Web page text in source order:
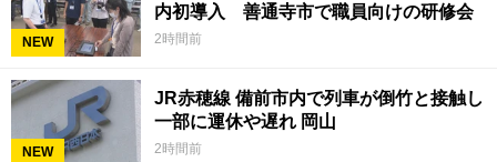
NEW
内初導入 善通寺市で職員向けの研修会
2時間前
NEW
JR赤穂線 備前市内で列車が倒竹と接触し
一部に運休や遅れ 岡山
2時間前